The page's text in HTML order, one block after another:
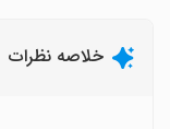
خلاصه نظرات